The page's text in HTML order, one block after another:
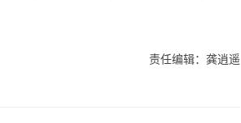
责任编辑：龚逍遥